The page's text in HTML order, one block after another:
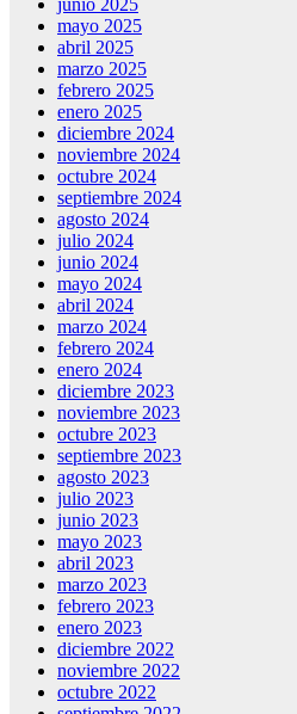
junio 2025
mayo 2025
abril 2025
marzo 2025
febrero 2025
enero 2025
diciembre 2024
noviembre 2024
octubre 2024
septiembre 2024
agosto 2024
julio 2024
junio 2024
mayo 2024
abril 2024
marzo 2024
febrero 2024
enero 2024
diciembre 2023
noviembre 2023
octubre 2023
septiembre 2023
agosto 2023
julio 2023
junio 2023
mayo 2023
abril 2023
marzo 2023
febrero 2023
enero 2023
diciembre 2022
noviembre 2022
octubre 2022